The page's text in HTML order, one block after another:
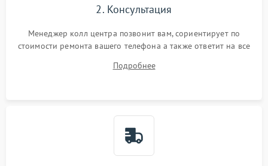
2. Консультация
Менеджер колл центра позвонит вам, сориентирует по
стоимости ремонта вашего телефона а также ответит на все
Подробнее